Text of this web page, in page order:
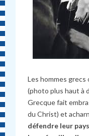
Les hommes
(photo plus haut à
Grecque fait
du Christ) et
défendre leur